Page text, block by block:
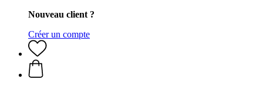
Nouveau client ?
Créer un compte